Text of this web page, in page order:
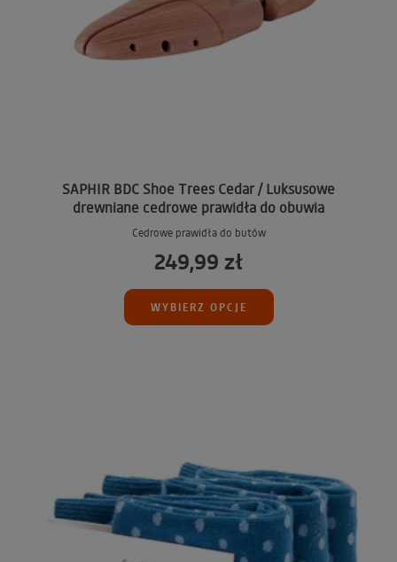
SAPHIR BDC Shoe Trees Cedar / Luksusowe
drewniane cedrowe prawidła do obuwia
Cedrowe prawidła do butów
249,99 zł
WYBIERZ OPCJE